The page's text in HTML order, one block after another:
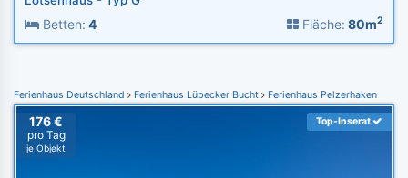
Betten: 4 Fläche: 80m2
Ferienhaus Deutschland Ferienhaus Lübecker Bucht Ferienhaus Pelzerhaken
176 €
pro Tag
je Objekt
Top-Inserat